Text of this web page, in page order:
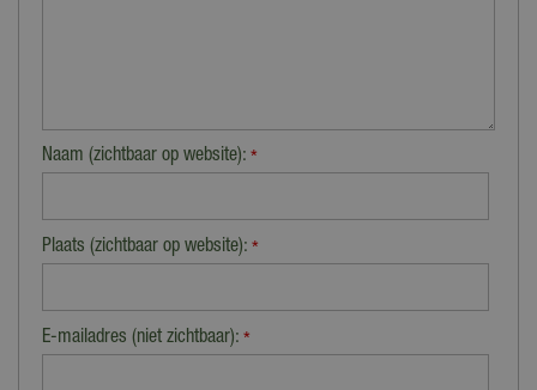
Naam (zichtbaar op website): *
Plaats (zichtbaar op website): *
E-mailadres (niet zichtbaar): *